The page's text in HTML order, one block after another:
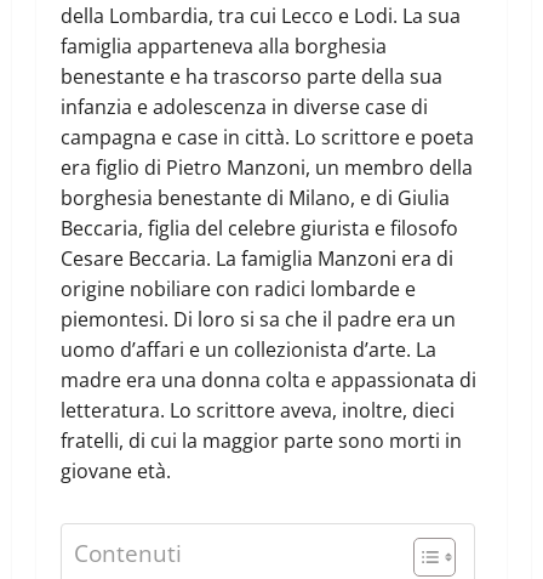
della Lombardia, tra cui Lecco e Lodi. La sua
famiglia apparteneva alla borghesia
benestante e ha trascorso parte della sua
infanzia e adolescenza in diverse case di
campagna e case in città. Lo scrittore e poeta
era figlio di Pietro Manzoni, un membro della
borghesia benestante di Milano, e di Giulia
Beccaria, figlia del celebre giurista e filosofo
Cesare Beccaria. La famiglia Manzoni era di
origine nobiliare con radici lombarde e
piemontesi. Di loro si sa che il padre era un
uomo d’affari e un collezionista d’arte. La
madre era una donna colta e appassionata di
letteratura. Lo scrittore aveva, inoltre, dieci
fratelli, di cui la maggior parte sono morti in
giovane età.
Contenuti